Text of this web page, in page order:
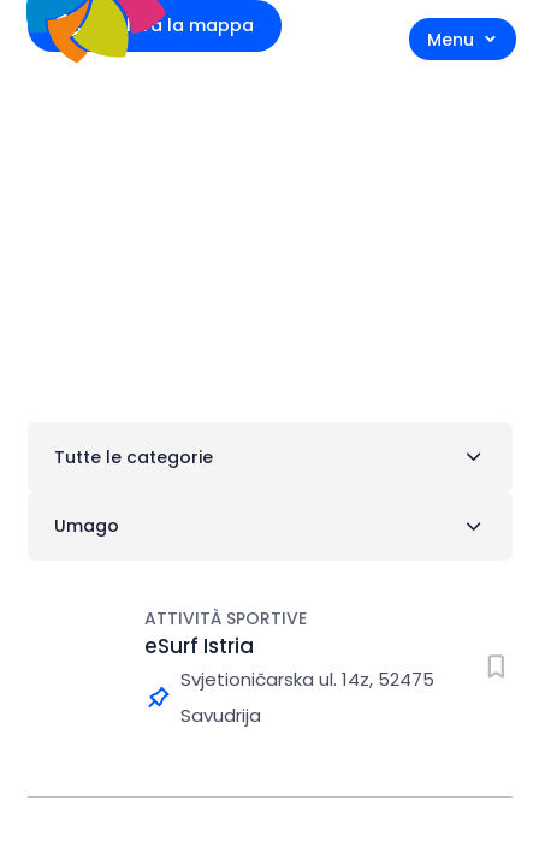
Menu
Esplora la mappa
Tutte le categorie
Umago
ATTIVITÀ SPORTIVE
eSurf Istria
Svjetioničarska ul. 14z, 52475
Savudrija